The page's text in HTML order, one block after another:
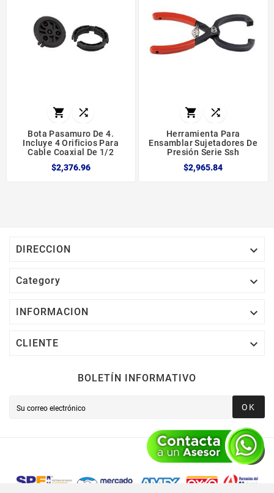
 
Bota Pasamuro De 4.
Incluye 4 Orificios Para
Cable Coaxial De 1/2
$2,376.96
 
Herramienta Para
Ensamblar Sujetadores De
Presión Serie Ssh
$2,965.84
DIRECCION 
Category 
INFORMACION 
CLIENTE 
BOLETÍN INFORMATIVO
OK